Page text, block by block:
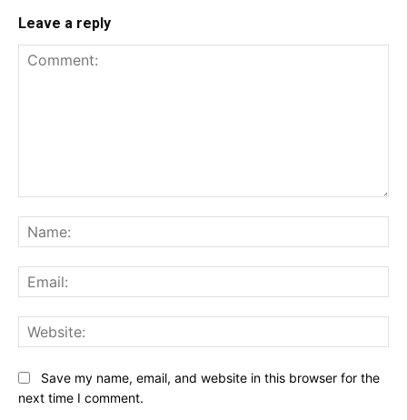
Leave a reply
Save my name, email, and website in this browser for the
next time I comment.